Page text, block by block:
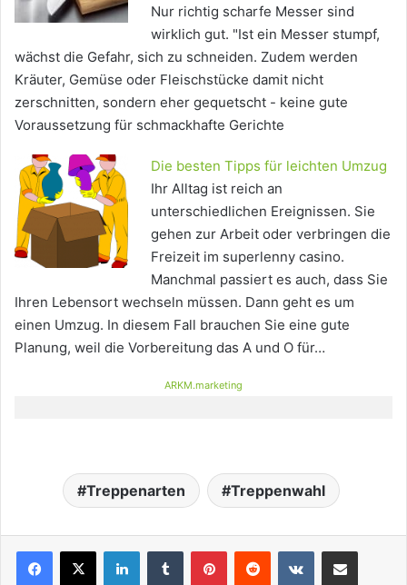
Nur richtig scharfe Messer sind
wirklich gut. "Ist ein Messer stumpf,
wächst die Gefahr, sich zu schneiden. Zudem werden
Kräuter, Gemüse oder Fleischstücke damit nicht
zerschnitten, sondern eher gequetscht - keine gute
Voraussetzung für schmackhafte Gerichte
Die besten Tipps für leichten Umzug
Ihr Alltag ist reich an
unterschiedlichen Ereignissen. Sie
gehen zur Arbeit oder verbringen die
Freizeit im superlenny casino.
Manchmal passiert es auch, dass Sie
Ihren Lebensort wechseln müssen. Dann geht es um
einen Umzug. In diesem Fall brauchen Sie eine gute
Planung, weil die Vorbereitung das A und O für…
ARKM.marketing
Treppenarten Treppenwahl